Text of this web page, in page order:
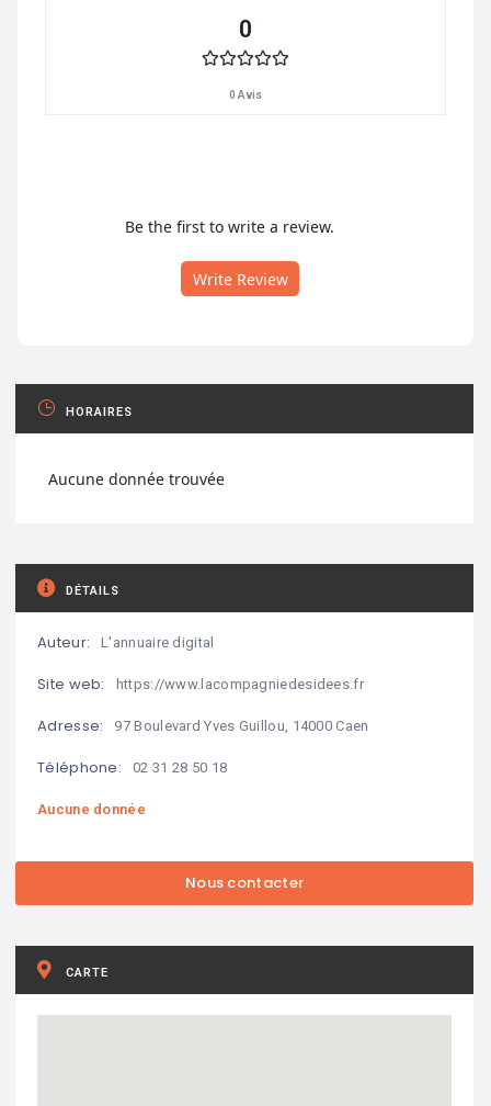
0
0 Avis
Be the first to write a review.
Write Review
HORAIRES
Aucune donnée trouvée
DÉTAILS
Auteur: L'annuaire digital
Site web: https://www.lacompagniedesidees.fr
Adresse: 97 Boulevard Yves Guillou, 14000 Caen
Téléphone: 02 31 28 50 18
Aucune donnée
CARTE